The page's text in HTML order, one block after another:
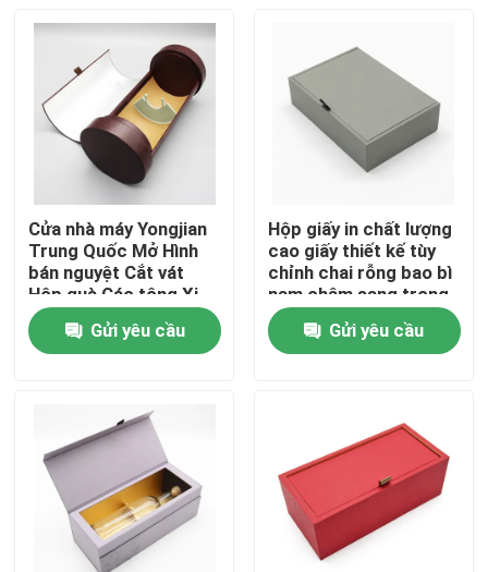
Trang chủ
Các sản phẩm
Về chúng tôi
Tham quan nhà máy
Cửa nhà máy Yongjian
Trung Quốc Mở Hình
bán nguyệt Cắt vát
Hộp quà Các tông Xi
lanh giấy Bao bì rượu
Ống giấyGửi yêu cầu
Hộp giấy in chất lượng
cao giấy thiết kế tùy
chỉnh chai rỗng bao bì
nam châm sang trọng
hộp nước hoa
Gửi yêu cầu